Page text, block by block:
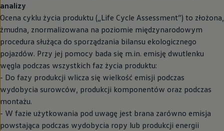
analizy
Ocena cyklu życia produktu („Life Cycle Assessment”) to złożona,
żmudna, znormalizowana na poziomie międzynarodowym
procedura służąca do sporządzania bilansu ekologicznego
pojazdów. Przy jej pomocy bada się m.in. emisję dwutlenku
węgla podczas wszystkich faz życia produktu:
- Do fazy produkcji wlicza się wielkość emisji podczas
wydobycia surowców, produkcji komponentów oraz podczas
montażu.
- W fazie użytkowania pod uwagę jest brana zarówno emisja
powstająca podczas wydobycia ropy lub produkcji energii